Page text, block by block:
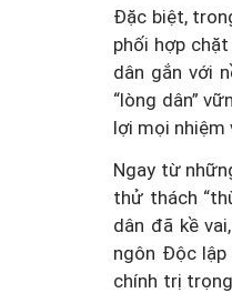
Đặc biệt,
phối hợp
dân gắn với
“lòng dân”
lợi mọi nhiệm
Ngay từ
thử thách
dân đã kề
ngôn Độc
chính trị